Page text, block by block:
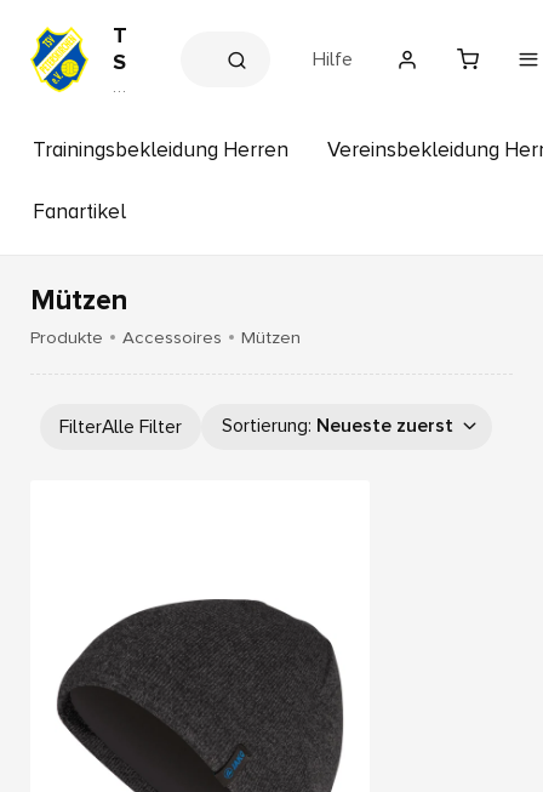
T
S
V
e
r
ir
c
e
s
Hilfe
Trainingsbekleidung Herren Vereinsbekleidung
Fanartikel
Mützen
Produkte Accessoires Mützen
FilterAlle Filter Sortierung: Neueste zuerst